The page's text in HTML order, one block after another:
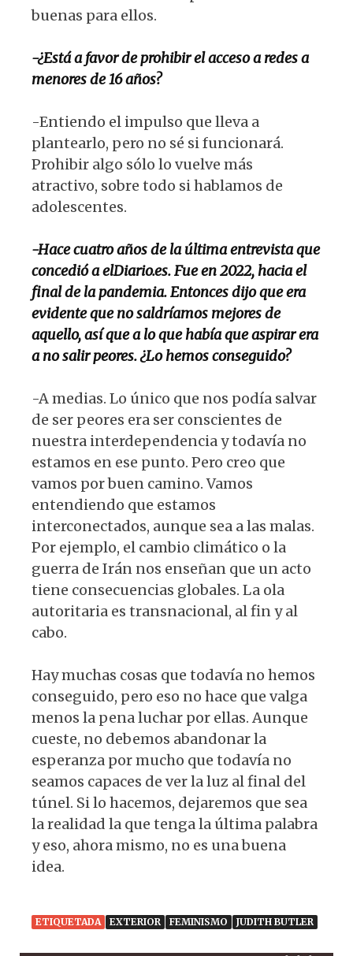
buenas para ellos.
-¿Está a favor deprohibir el acceso a redesa
menores de 16 años?
-Entiendo el impulso que lleva a
plantearlo, pero no sé si funcionará.
Prohibir algo sólo lo vuelve más
atractivo, sobre todo si hablamos de
adolescentes.
-Hace cuatro años de la últimaentrevista que
concedió a elDiario.es.Fue en 2022, hacia el
final de la pandemia. Entonces dijo que era
evidente que no saldríamos mejores de
aquello, así que a lo que había que aspirar era
a no salir peores. ¿Lo hemos conseguido?
-A medias. Lo único que nos podía salvar
de ser peores era ser conscientes de
nuestra interdependencia y todavía no
estamos en ese punto. Pero creo que
vamos por buen camino. Vamos
entendiendo que estamos
interconectados, aunque sea a las malas.
Por ejemplo, el cambio climático o la
guerra de Irán nos enseñan que un acto
tiene consecuencias globales. La ola
autoritaria es transnacional, al fin y al
cabo.
Hay muchas cosas que todavía no hemos
conseguido, pero eso no hace que valga
menos la pena luchar por ellas. Aunque
cueste, no debemos abandonar la
esperanza por mucho que todavía no
seamos capaces de ver la luz al final del
túnel. Si lo hacemos, dejaremos que sea
la realidad la que tenga la última palabra
y eso, ahora mismo, no es una buena
idea.
ETIQUETADA EXTERIOR FEMINISMO JUDITH BUTLER